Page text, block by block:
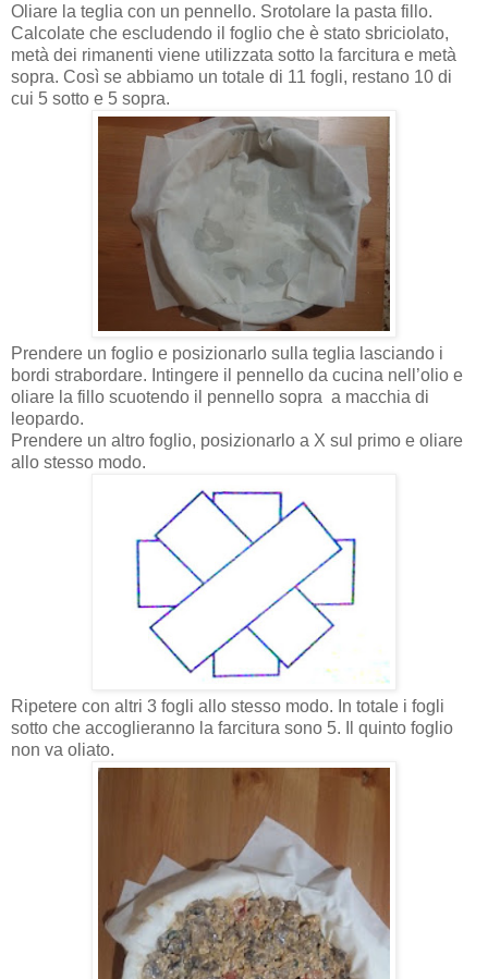
Oliare la teglia con un pennello. Srotolare la pasta fillo.
Calcolate che escludendo il foglio che è stato sbriciolato,
metà dei rimanenti viene utilizzata sotto la farcitura e metà
sopra. Così se abbiamo un totale di 11 fogli, restano 10 di
cui 5 sotto e 5 sopra.
Prendere un foglio e posizionarlo sulla teglia lasciando i
bordi strabordare. Intingere il pennello da cucina nell’olio e
oliare la fillo scuotendo il pennello sopra a macchia di
leopardo.
Prendere un altro foglio, posizionarlo a X sul primo e oliare
allo stesso modo.
Ripetere con altri 3 fogli allo stesso modo. In totale i fogli
sotto che accoglieranno la farcitura sono 5. Il quinto foglio
non va oliato.